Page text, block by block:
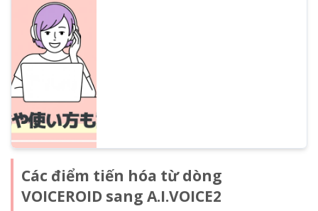
Các điểm tiến hóa từ dòng
VOICEROID sang A.I.VOICE2